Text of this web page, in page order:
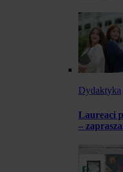
Dydaktyka
Laureaci
–